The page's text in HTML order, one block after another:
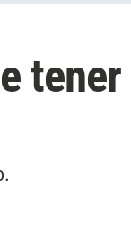
tener